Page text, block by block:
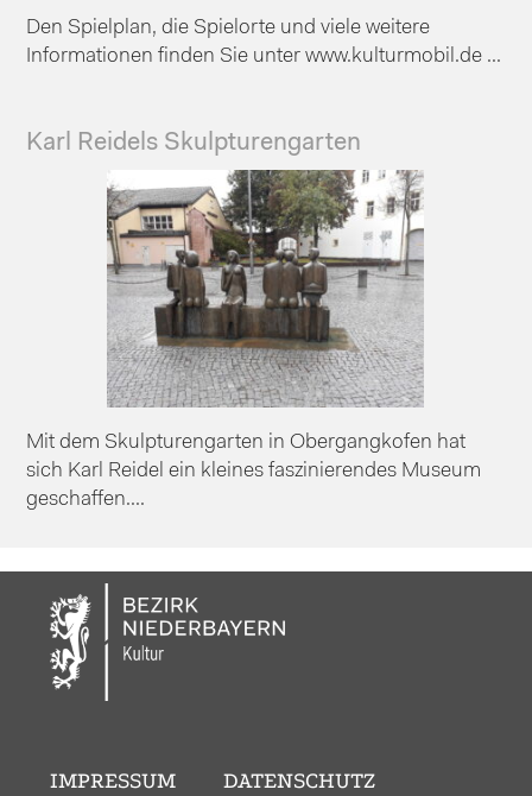
Den Spielplan, die Spielorte und viele weitere
Informationen finden Sie unter www.kulturmobil.de ...
Karl Reidels Skulpturengarten
Mit dem Skulpturengarten in Obergangkofen hat
sich Karl Reidel ein kleines faszinierendes Museum
geschaffen....
IMPRESSUM DATENSCHUTZ